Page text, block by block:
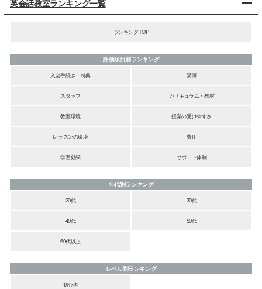
英会話教室ランキング一覧
ランキングTOP
評価項目別ランキング
入会手続き・特典
講師
スタッフ カリキュラム・教材
教室環境 授業の受けやすさ
レッスンの環境 費用
学習効果 サポート体制
年代別ランキング
20代
30代
40代 50代
60代以上
レベル別ランキング
初心者